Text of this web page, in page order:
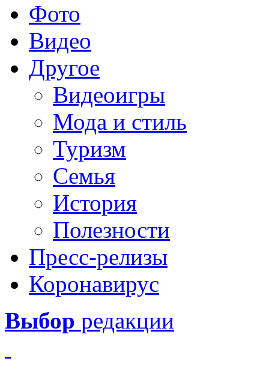
Фото
Видео
Другое
Видеоигры
Мода и стиль
Туризм
Семья
История
Полезности
Пресс-релизы
Коронавирус
Выбор редакции